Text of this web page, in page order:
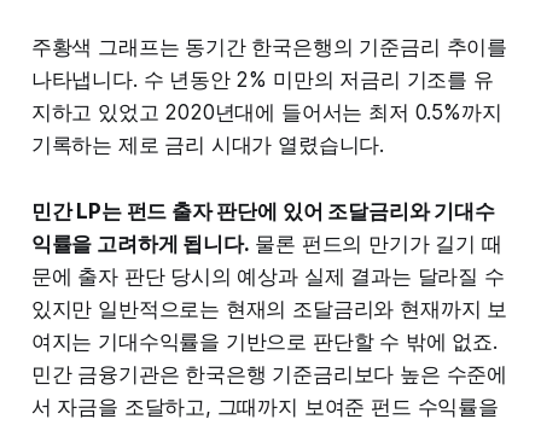
주황색 그래프는 동기간 한국은행의 기준금리 추이를
나타냅니다. 수 년동안 2% 미만의 저금리 기조를 유
지하고 있었고 2020년대에 들어서는 최저 0.5%까지
기록하는 제로 금리 시대가 열렸습니다.
민간 LP는 펀드 출자 판단에 있어 조달금리와 기대수
익률을 고려하게 됩니다. 물론 펀드의 만기가 길기 때
문에 출자 판단 당시의 예상과 실제 결과는 달라질 수
있지만 일반적으로는 현재의 조달금리와 현재까지 보
여지는 기대수익률을 기반으로 판단할 수 밖에 없죠.
민간 금융기관은 한국은행 기준금리보다 높은 수준에
서 자금을 조달하고, 그때까지 보여준 펀드 수익률을